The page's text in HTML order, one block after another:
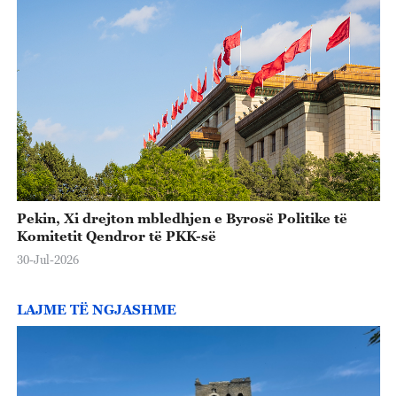
Pekin, Xi drejton mbledhjen e Byrosë Politike të
Komitetit Qendror të PKK-së
30-Jul-2026
LAJME TË NGJASHME